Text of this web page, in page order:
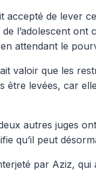
accepté de lever
l’adolescent ont
attendant le
valoir que les
être levées, car
autres juges
qu’il peut
par Aziz, qui